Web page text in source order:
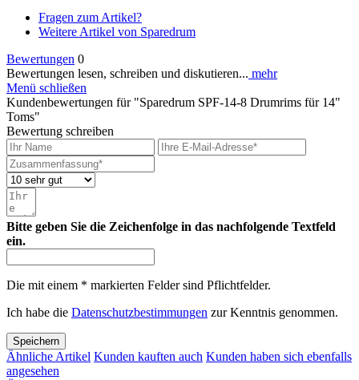
Fragen zum Artikel?
Weitere Artikel von Sparedrum
Bewertungen 0
Bewertungen lesen, schreiben und diskutieren... mehr
Menü schließen
Kundenbewertungen für "Sparedrum SPF-14-8 Drumrims für 14"
Toms"
Bewertung schreiben
Bitte geben Sie die Zeichenfolge in das nachfolgende Textfeld
ein.
Die mit einem * markierten Felder sind Pflichtfelder.
Ich habe die Datenschutzbestimmungen zur Kenntnis genommen.
Speichern
Ähnliche Artikel Kunden kauften auch Kunden haben sich ebenfalls
angesehen